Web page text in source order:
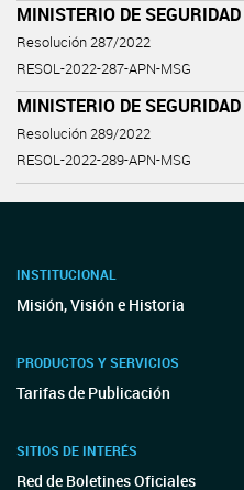
MINISTERIO DE SEGURIDAD
Resolución 287/2022
RESOL-2022-287-APN-MSG
MINISTERIO DE SEGURIDAD
Resolución 289/2022
RESOL-2022-289-APN-MSG
INSTITUCIONAL
Misión, Visión e Historia
PRODUCTOS Y SERVICIOS
Tarifas de Publicación
SITIOS DE INTERÉS
Red de Boletines Oficiales